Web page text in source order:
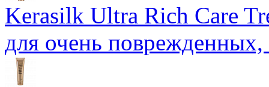
Kerasilk Ultra Rich Care
для очень поврежденных,